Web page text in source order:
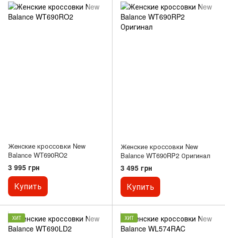
Женские кроссовки New
Balance WT690RO2
3 995 грн
Купить
Женские кроссовки New
Balance WT690RP2 Оригинал
3 495 грн
Купить
ХИТ ХИТ